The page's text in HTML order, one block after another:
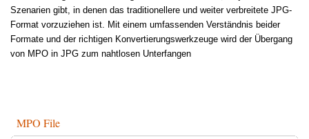
Szenarien gibt, in denen das traditionellere und weiter verbreitete JPG-
Format vorzuziehen ist. Mit einem umfassenden Verständnis beider
Formate und der richtigen Konvertierungswerkzeuge wird der Übergang
von MPO in JPG zum nahtlosen Unterfangen
MPO File